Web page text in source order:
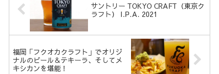
サントリー TOKYO CRAFT（東京ク
ラフト） I.P.A. 2021
福岡「フクオカクラフト」でオリジ
ナルのビール＆テキーラ、そしてメ
キシカンを堪能！